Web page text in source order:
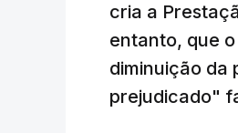
cria a
entanto, que
diminuição da
prejudicado"